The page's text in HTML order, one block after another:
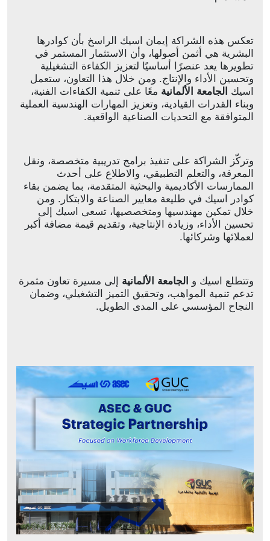
تعكس هذه الشراكة إيمان اسيك
الراسخ بأن كوادرها
البشرية هي أثمن أصولها، وأن الاستثمار المستمر في
تطويرها يعد عنصرًا أساسيًا لتعزيز الكفاءة التشغيلية
وتحسين الأداء والإنتاج. ومن خلال هذا التعاون، ستعمل
اسيك الجامعة الألمانية معًا على تنمية الكفاءات الفنية،
وبناء القدرات القيادية، وتعزيز المهارات الهندسية العملية
المتوافقة مع التحديات الصناعية الواقعية.
وتركّز الشراكة على تنفيذ برامج تدريبية متخصصة، ونقل
المعرفة، والتعلم التطبيقي، والاطلاع على أحدث
الممارسات الأكاديمية والبحثية المتقدمة، بما يضمن بقاء
كوادر
اسيك في طليعة معايير الصناعة والابتكار. ومن
خلال تمكين مهندسيها ومتخصصيها، تسعى
اسيك
إلى
تحسين الأداء، وزيادة الإنتاجية، وتقديم قيمة مضافة أكبر
لعملائها وشركائها.
وتتطلع اسيك و الجامعة الألمانية
إلى مسيرة تعاون مثمرة
تدعم تنمية المواهب، وتحقيق التميز التشغيلي، وضمان
النجاح المؤسسي على المدى الطويل.